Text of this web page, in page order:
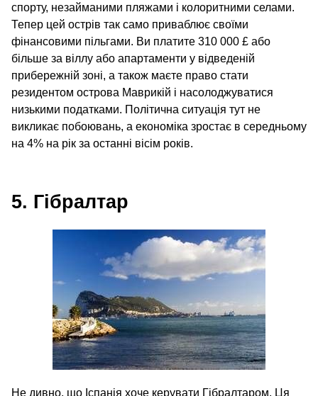
спорту, незайманими пляжами і колоритними селами.
Тепер цей острів так само приваблює своїми
фінансовими пільгами. Ви платите 310 000 £ або
більше за віллу або апартаменти у відведеній
прибережній зоні, а також маєте право стати
резидентом острова Маврикій і насолоджуватися
низькими податками. Політична ситуація тут не
викликає побоювань, а економіка зростає в середньому
на 4% на рік за останні вісім років.
5. Гібралтар
Не дивно, що Іспанія хоче керувати Гібралтаром. Ця